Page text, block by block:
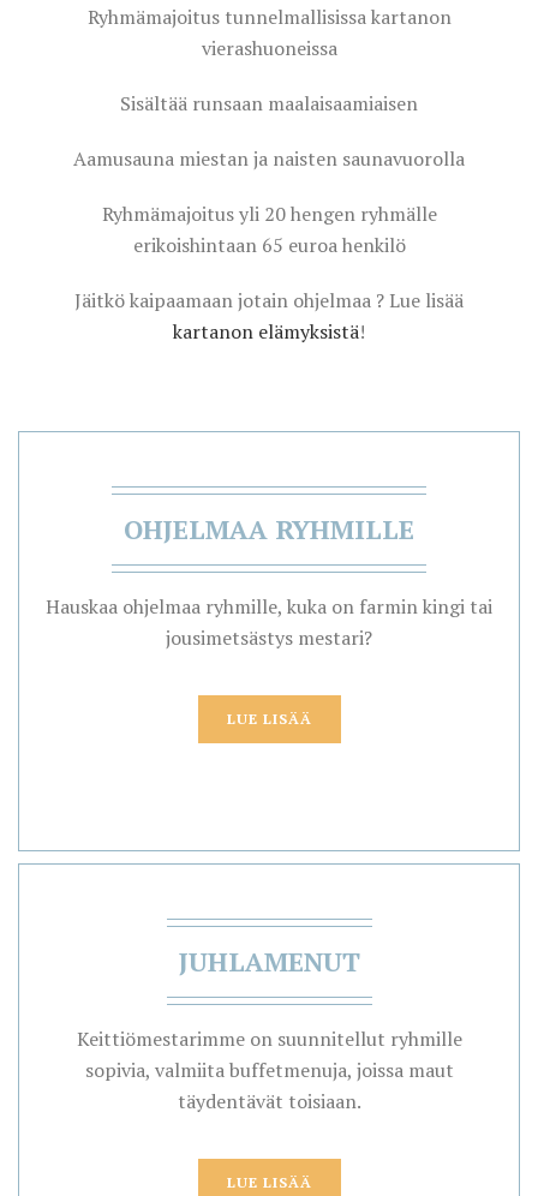
Ryhmämajoitus tunnelmallisissa kartanon
vierashuoneissa
Sisältää runsaan maalaisaamiaisen
Aamusauna miestan ja naisten saunavuorolla
Ryhmämajoitus yli 20 hengen ryhmälle
erikoishintaan 65 euroa henkilö
Jäitkö kaipaamaan jotain ohjelmaa ? Lue lisää
kartanon elämyksistä!
OHJELMAA RYHMILLE
Hauskaa ohjelmaa ryhmille, kuka on farmin kingi tai
jousimetsästys mestari?
LUE LISÄÄ
JUHLAMENUT
Keittiömestarimme on suunnitellut ryhmille
sopivia, valmiita buffetmenuja, joissa maut
täydentävät toisiaan.
LUE LISÄÄ